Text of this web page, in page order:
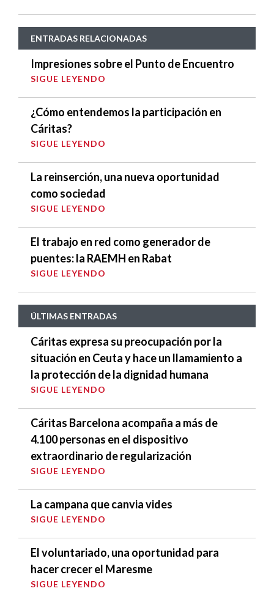
ENTRADAS RELACIONADAS
Impresiones sobre el Punto de Encuentro
SIGUE LEYENDO
¿Cómo entendemos la participación en
Cáritas?
SIGUE LEYENDO
La reinserción, una nueva oportunidad
como sociedad
SIGUE LEYENDO
El trabajo en red como generador de
puentes: la RAEMH en Rabat
SIGUE LEYENDO
ÚLTIMAS ENTRADAS
Cáritas expresa su preocupación por la
situación en Ceuta y hace un llamamiento a
la protección de la dignidad humana
SIGUE LEYENDO
Cáritas Barcelona acompaña a más de
4.100 personas en el dispositivo
extraordinario de regularización
SIGUE LEYENDO
La campana que canvia vides
SIGUE LEYENDO
El voluntariado, una oportunidad para
hacer crecer el Maresme
SIGUE LEYENDO